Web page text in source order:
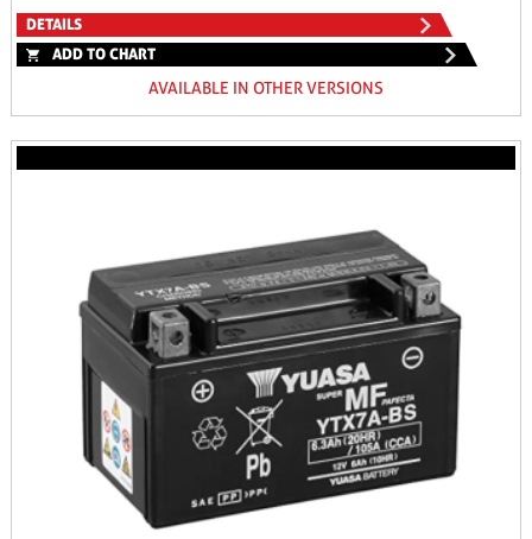
DETAILS
ADD TO CHART
AVAILABLE IN OTHER VERSIONS